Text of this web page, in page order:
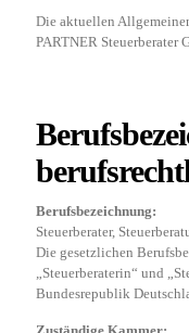
Die aktuellen
PARTNER Steuerberater
Berufsbezeichnung:
Steuerberater,
Die gesetzlichen
„Steuerberaterin“ und
Bundesrepublik